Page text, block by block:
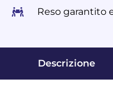
Reso garantito
Descrizione